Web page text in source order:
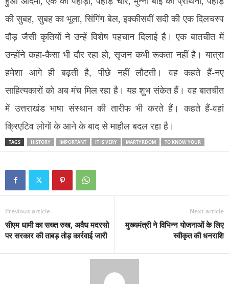
की सुबह, सुबह का भूला, सिंगिंग बेल, इक्कीसवीं सदी की एक दिलचस्प
दौड़ जैसी कृतियों ने उन्हें विशेष पहचान दिलाई है। एक बातचीत में
उन्होंने कहा-कैसा भी दौर रहा हो, सृजन कभी रूकता नहीं है। यात्रा
हमेशा आगे ही बढ़ती है, पीछे नहीं लौटती। वह कहते हैं-नए
साहित्यकारों को अब मंच मिल रहा है। यह शुभ संकेत हैं। वह बातचीत
में उत्तराखंड भाषा संस्थान की तारीफ भी करते हैं। कहते हैं-वहां
क्रिएटिव लोगों के आने के बाद से माहौल बदल रहा है।
TAGS HISTORY IMPORTANT IT IS VERY MARTYRDOM TO KNOW YOUR
Previous article
सीएम धामी का सख्त रुख, अवैध मदरसो
पर सरकार की ताबड़ तोड़ कार्रवाई जारी
Next article
मुख्यमंत्री ने विभिन्न योजनाओं के लिए
स्वीकृत की धनराशि